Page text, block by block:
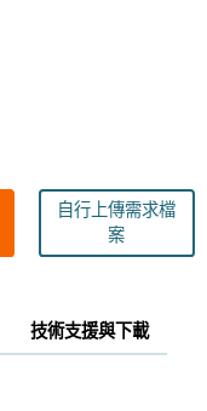
自行上傳需求檔
案
技術支援與下載